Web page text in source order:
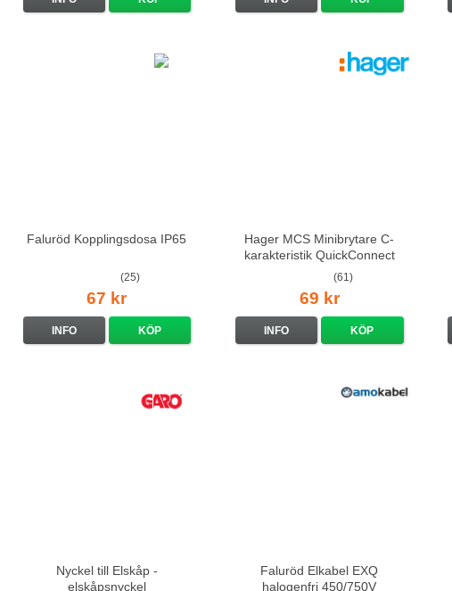
Faluröd Kopplingsdosa IP65
(25)
67 kr
INFO KÖP
Hager MCS Minibrytare C-
karakteristik QuickConnect
(61)
69 kr
INFO KÖP
Nyckel till Elskåp -
elskåpsnyckel
Faluröd Elkabel EXQ
halogenfri 450/750V